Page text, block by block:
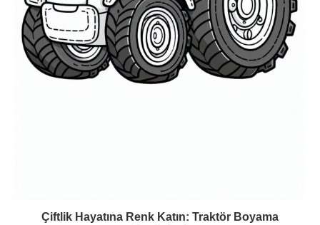
Çiftlik Hayatına Renk Katın: Traktör Boyama